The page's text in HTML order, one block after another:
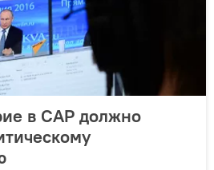
в САР должно